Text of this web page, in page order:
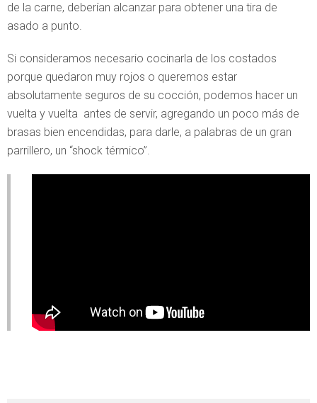
de la carne, deberían alcanzar para obtener una tira de
asado a punto.
Si consideramos necesario cocinarla de los costados
porque quedaron muy rojos o queremos estar
absolutamente seguros de su cocción, podemos hacer un
vuelta y vuelta antes de servir, agregando un poco más de
brasas bien encendidas, para darle, a palabras de un gran
parrillero, un “shock térmico”.